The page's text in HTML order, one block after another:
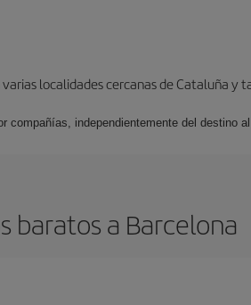
localidades cercanas de Cataluña y
independientemente del destino
baratos a Barcelona